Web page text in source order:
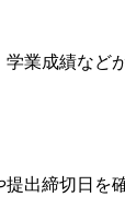
業成績など
出締切日を